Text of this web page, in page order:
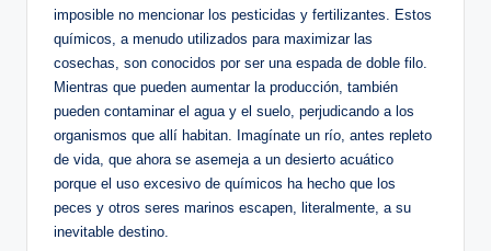
imposible no mencionar los pesticidas y fertilizantes. Estos
químicos, a menudo utilizados para maximizar las
cosechas, son conocidos por ser una espada de doble filo.
Mientras que pueden aumentar la producción, también
pueden contaminar el agua y el suelo, perjudicando a los
organismos que allí habitan. Imagínate un río, antes repleto
de vida, que ahora se asemeja a un desierto acuático
porque el uso excesivo de químicos ha hecho que los
peces y otros seres marinos escapen, literalmente, a su
inevitable destino.